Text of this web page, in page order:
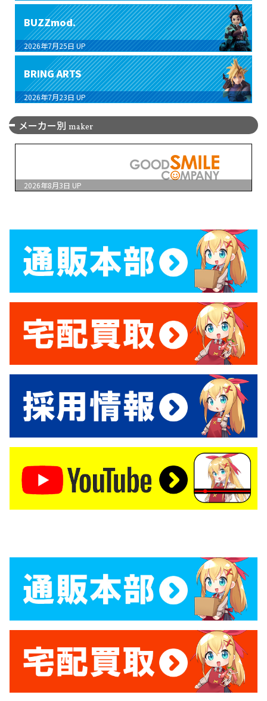
BUZZmod.
2026年7月25日 UP
BRING ARTS
2026年7月23日 UP
メーカー別 maker
2026年8月3日 UP